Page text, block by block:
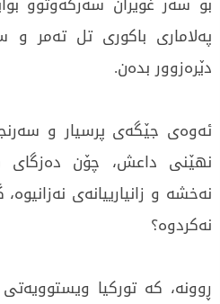
پەلامارى باكورى تل تەمر و
دێرەزوور بدەن.
ئەوەى جێگەى پرسيار و
نهێنى داعش، چۆن دەزگاى
نەخشە و زانيارييانەى
نەكردوە؟
ڕوونە، كە توركيا